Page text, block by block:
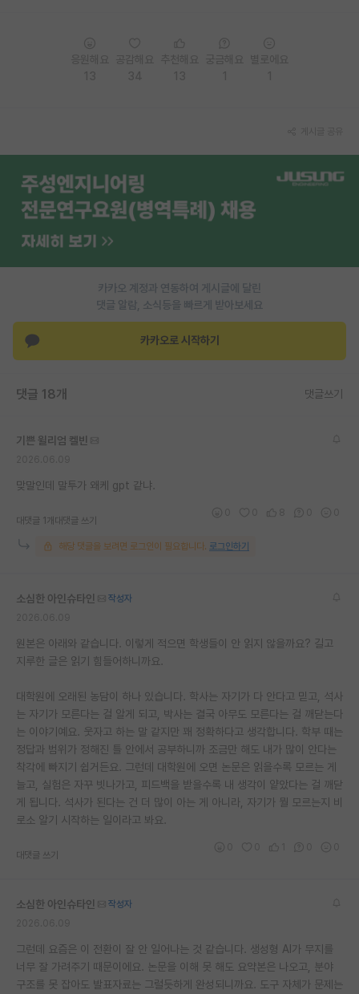
카카오 계정과 연동하여 게시글에 달린
댓글 알람, 소식등을 빠르게 받아보세요
카카오로 시작하기
댓글 18개 댓글쓰기
기쁜 윌리엄 켈빈
맞말인데 말투가 왜케 gpt 같냐.
대댓글 1개 대댓글 쓰기
해당 댓글을 보려면 로그인이 필요합니다. 로그인하기
소심한 아인슈타인
작성자
원본은 아래와 같습니다. 이렇게 적으면 학생들이 안 읽지 않을까요? 길고
지루한 글은 읽기 힘들어하니까요.
대학원에 오래된 농담이 하나 있습니다. 학사는 자기가 다 안다고 믿고, 석사
는 자기가 모른다는 걸 알게 되고, 박사는 결국 아무도 모른다는 걸 깨닫는다
는 이야기예요. 웃자고 하는 말 같지만 꽤 정확하다고 생각합니다. 학부 때는
정답과 범위가 정해진 틀 안에서 공부하니까 조금만 해도 내가 많이 안다는
착각에 빠지기 쉽거든요. 그런데 대학원에 오면 논문은 읽을수록 모르는 게
늘고, 실험은 자꾸 빗나가고, 피드백을 받을수록 내 생각이 얕았다는 걸 깨닫
게 됩니다. 석사가 된다는 건 더 많이 아는 게 아니라, 자기가 뭘 모르는지 비
로소 알기 시작하는 일이라고 봐요.
대댓글 쓰기
소심한 아인슈타인
작성자
그런데 요즘은 이 전환이 잘 안 일어나는 것 같습니다. 생성형 AI가 무지를
너무 잘 가려주기 때문이에요. 논문을 이해 못 해도 요약본은 나오고, 분야
구조를 못 잡아도 발표자료는 그럴듯하게 완성되니까요. 도구 자체가 문제는